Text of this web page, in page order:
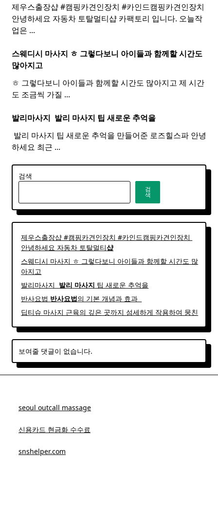
제우스출장샵 #캠핑카견인장치 #카인드캠핑카견인장치 ​
안녕하세요 자동차 토탈멀티샵 카팩토리 입니다. 오늘작
업은 ...
스웨디시 마사지 ㅎ 그렇다보니 아이들과 함께할 시간도
많아지고
ㅎ 그렇다보니 아이들과 함께할 시간도 많아지고 제 시간
도 조금씩 가질 ...
발리마사지 ​ 발리 마사지 팁 새로운 추억을
​ 발리 마사지 팁 새로운 추억을 만들어준 로즈힐스파 안녕
하세요 최근 ...
검색
검
색
제우스출장샵 #캠핑카견인장치 #카인드캠핑카견인장치 ​
안녕하세요 자동차 토탈멀티샵
스웨디시 마사지 ㅎ 그렇다보니 아이들과 함께할 시간도 많
아지고
발리마사지 ​ 발리 마사지 팁 새로운 추억을
반사요법 반사요법의 기본 개념과 효과 ​ ​
딥티슈 마사지 근육의 깊은 곳까지 섬세하게 작용하여 뭉친
보여줄 댓글이 없습니다.
seoul outcall massage
신용카드 현금화 수수료
snshelper.com